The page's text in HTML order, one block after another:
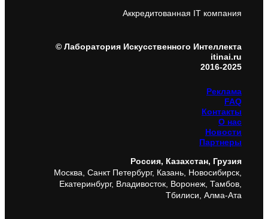
Аккредитованная IT компания
© Лаборатория Искусственного Интеллекта
itinai.ru
2016-2025
Реклама
FAQ
Контакты
О нас
Новости
Партнеры
Россия, Казахстан, Грузия
Москва, Санкт Петербург, Казань, Новосибирск,
Екатеринбург, Владивосток, Воронеж, Тамбов,
Тбилиси, Алма-Ата